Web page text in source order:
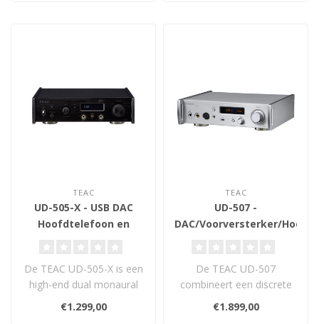
TEAC
UD-505-X - USB DAC
Hoofdtelefoon en
De TEAC UD-505-X is een
high-end dual monaural
USB DAC en volledig
gebalanceerde..
€1.299,00
TEAC
UD-507 -
DAC/Voorversterker/
De TEAC UD-507
combineert een discrete
TRDD 5 DAC,
hoogwaardige
€1.899,00